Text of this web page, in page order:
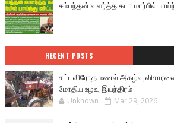
சம்பந்தன் வளர்த்த கடா மார்பில்
RECENT POSTS
சட்டவிரோத மணல் அகழ்வு
மோதிய உழவு இயந்திரம்
Unknown Mar 29, 2026